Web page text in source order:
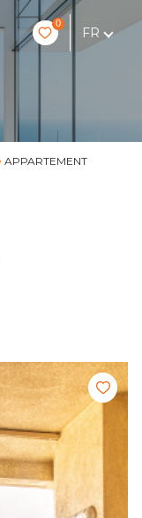
0
FR
APPARTEMENT